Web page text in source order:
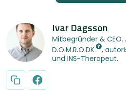
Ivar Dagsson
Mitbegründer &
D.O.M.R.O.DK.
,
und INS-Therapeut.